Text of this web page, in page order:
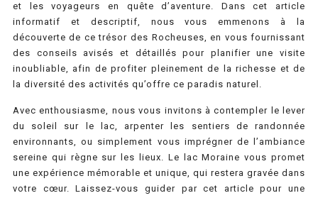
et les voyageurs en quête d’aventure. Dans cet article
informatif et descriptif, nous vous emmenons à la
découverte de ce trésor des Rocheuses, en vous fournissant
des conseils avisés et détaillés pour planifier une visite
inoubliable, afin de profiter pleinement de la richesse et de
la diversité des activités qu’offre ce paradis naturel.
Avec enthousiasme, nous vous invitons à contempler le lever
du soleil sur le lac, arpenter les sentiers de randonnée
environnants, ou simplement vous imprégner de l’ambiance
sereine qui règne sur les lieux. Le lac Moraine vous promet
une expérience mémorable et unique, qui restera gravée dans
votre cœur. Laissez-vous guider par cet article pour une